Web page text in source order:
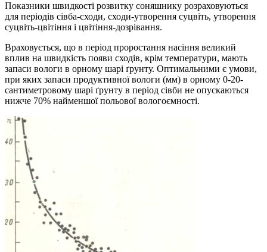
Показники швидкості розвитку соняшнику розраховуються
для періодів сівба-сходи, сходи-утворення суцвіть, утворення
суцвіть-цвітіння і цвітіння-дозрівання.
Враховується, що в період проростання насіння великий
вплив на швидкість появи сходів, крім температури, мають
запаси вологи в орному шарі ґрунту. Оптимальними є умови,
при яких запаси продуктивної вологи (мм) в орному 0-20-
сантиметровому шарі ґрунту в період сівби не опускаються
нижче 70% найменшої польової вологоємності.